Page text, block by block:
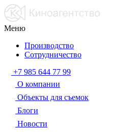
Меню
Производство
Сотрудничество
+7 985 644 77 99
О компании
Объекты для съемок
Блоги
Новости